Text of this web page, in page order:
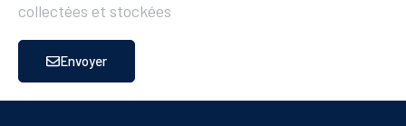
collectées et stockées
Envoyer